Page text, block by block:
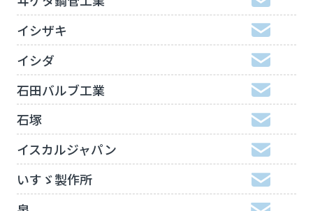
イシザキ
イシダ
石田バルブ工業
石塚
イスカルジャパン
いすゞ製作所